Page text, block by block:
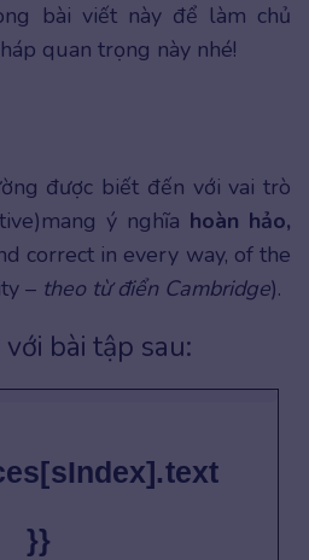
bài viết này để làm chủ
quan trọng này nhé!
được biết đến với vai trò
ý nghĩa hoàn hảo,
correct in every way, of the
– theo từ điển Cambridge).
bài tập sau:
}}